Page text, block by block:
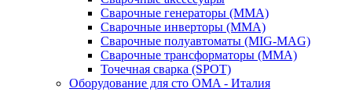
Сварочные генераторы (MMA)
Сварочные инверторы (MMA)
Сварочные полуавтоматы (MIG-MAG)
Сварочные трансформаторы (MMA)
Точечная сварка (SPOT)
Оборудование для сто OMA - Италия